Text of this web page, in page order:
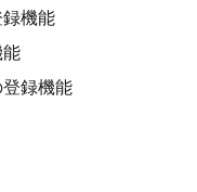
機能
登録機能